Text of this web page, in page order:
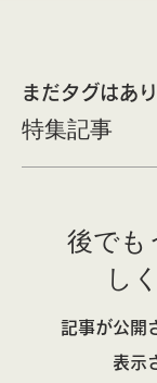
特集記事
後でも
し
記事が公開
表示
まだタグはあ